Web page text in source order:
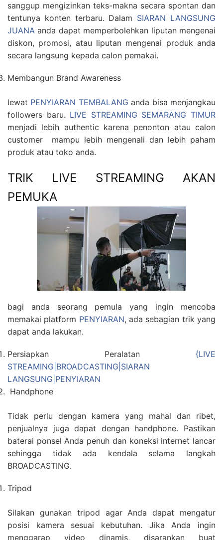
sanggup mengizinkan teks-makna secara spontan dan
tentunya konten terbaru. Dalam SIARAN LANGSUNG
JUANA anda dapat memperbolehkan liputan mengenai
diskon, promosi, atau liputan mengenai produk anda
secara langsung kepada calon pemakai.
Membangun Brand Awareness
lewat PENYIARAN TEMBALANG anda bisa menjangkau
followers baru. LIVE STREAMING SEMARANG TIMUR
menjadi lebih authentic karena penonton atau calon
customer mampu lebih mengenali dan lebih paham
produk atau toko anda.
TRIK LIVE STREAMING AKAN
PEMUKA
bagi anda seorang pemula yang ingin mencoba
memakai platform PENYIARAN, ada sebagian trik yang
dapat anda lakukan.
Persiapkan Peralatan {LIVE
STREAMING|BROADCASTING|SIARAN
LANGSUNG|PENYIARAN
Handphone
Tidak perlu dengan kamera yang mahal dan ribet,
penjualnya juga dapat dengan handphone. Pastikan
baterai ponsel Anda penuh dan koneksi internet lancar
sehingga tidak ada kendala selama langkah
BROADCASTING.
Tripod
Silakan gunakan tripod agar Anda dapat mengatur
posisi kamera sesuai kebutuhan. Jika Anda ingin
menggarap video dinamis, disarankan buat